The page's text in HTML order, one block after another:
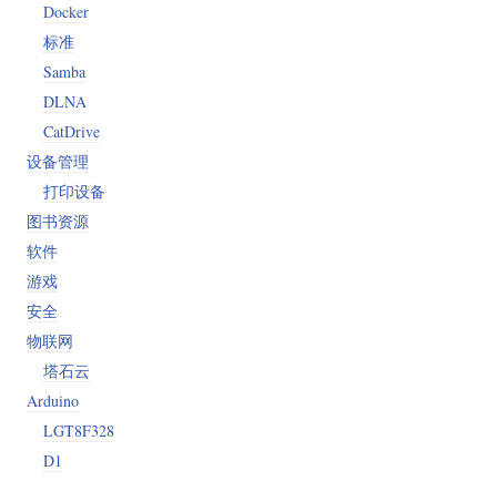
Docker
标准
Samba
DLNA
CatDrive
设备管理
打印设备
图书资源
软件
游戏
安全
物联网
塔石云
Arduino
LGT8F328
D1